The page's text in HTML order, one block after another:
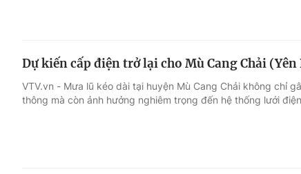
Dự kiến cấp điện trở lại cho Mù Cang Chải
VTV.vn - Mưa lũ kéo dài tại huyện Mù Cang Chải không chỉ
thông mà còn ảnh hưởng nghiêm trọng đến hệ thống lưới